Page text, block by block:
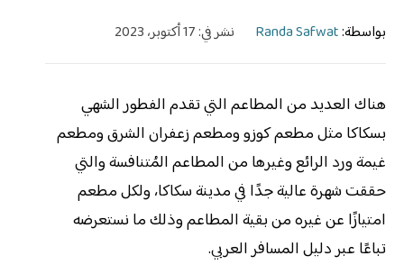
بواسطة:Randa Safwat نشر في: 17 أكتوبر، 2023
هناك العديد من المطاعم التي تقدم الفطور الشهي
بسكاكا مثل مطعم كوزو ومطعم زعفران الشرق ومطعم
غيمة ورد الرائع وغيرها من المطاعم المُتنافسة والتي
حققت شهرة عالية جدًا في مدينة سكاكا، ولكل مطعم
امتيازًا عن غيره من بقية المطاعم وذلك ما نستعرضه
تباعًا عبر دليل المسافر العربي.